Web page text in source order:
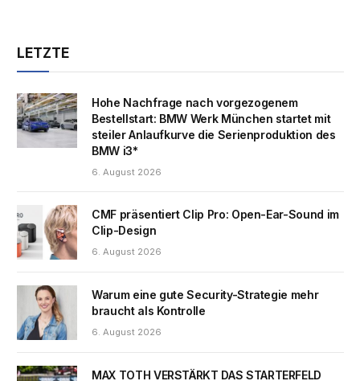
LETZTE
Hohe Nachfrage nach vorgezogenem
Bestellstart: BMW Werk München startet mit
steiler Anlaufkurve die Serienproduktion des
BMW i3*
6. August 2026
CMF präsentiert Clip Pro: Open-Ear-Sound im
Clip-Design
6. August 2026
Warum eine gute Security-Strategie mehr
braucht als Kontrolle
6. August 2026
MAX TOTH VERSTÄRKT DAS STARTERFELD